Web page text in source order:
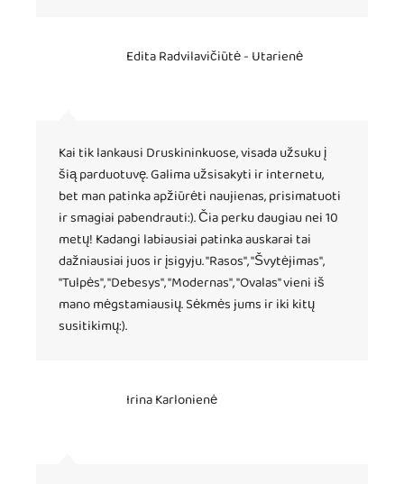
Edita Radvilavičiūtė - Utarienė
Kai tik lankausi Druskininkuose, visada užsuku į
šią parduotuvę. Galima užsisakyti ir internetu,
bet man patinka apžiūrėti naujienas, prisimatuoti
ir smagiai pabendrauti:). Čia perku daugiau nei 10
metų! Kadangi labiausiai patinka auskarai tai
dažniausiai juos ir įsigyju. "Rasos", "Švytėjimas",
"Tulpės", "Debesys", "Modernas", "Ovalas" vieni iš
mano mėgstamiausių. Sėkmės jums ir iki kitų
susitikimų:).
Irina Karlonienė